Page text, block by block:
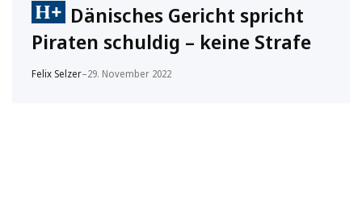
Dänisches Gericht spricht
Piraten schuldig – keine Strafe
Felix Selzer–29. November 2022